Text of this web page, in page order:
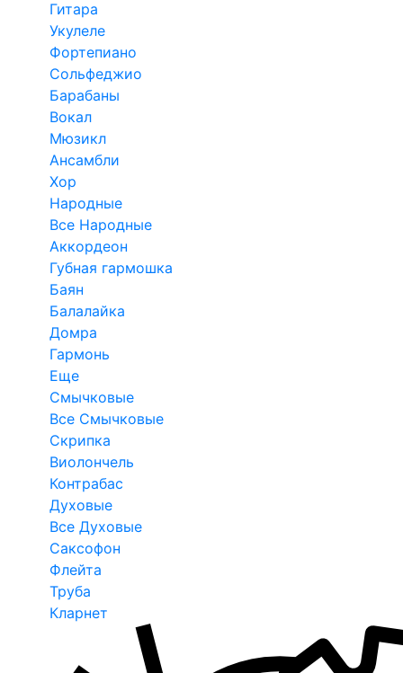
Гитара
Укулеле
Фортепиано
Сольфеджио
Барабаны
Вокал
Мюзикл
Ансамбли
Хор
Народные
Все Народные
Аккордеон
Губная гармошка
Баян
Балалайка
Домра
Гармонь
Еще
Смычковые
Все Смычковые
Скрипка
Виолончель
Контрабас
Духовые
Все Духовые
Саксофон
Флейта
Труба
Кларнет